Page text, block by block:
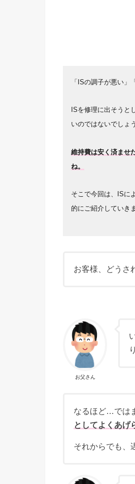
「ISの調子が悪い
ISを修理に出そうと
いのではないでしょ
維持費は安く済ませ
ね。
そこで今回は、ISに
的にご紹介していき
お客様、どうさ
お父さん
なるほど…では
としてよくあげ
それからでも、